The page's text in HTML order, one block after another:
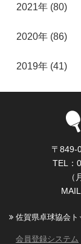
2021年 (80)
2020年 (86)
2019年 (41)
〒849-
TEL：
MAIL
佐賀県卓球協会ト
会員登録システム